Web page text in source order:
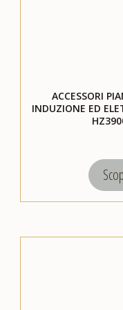
ACCESSORI
INDUZIONE ED